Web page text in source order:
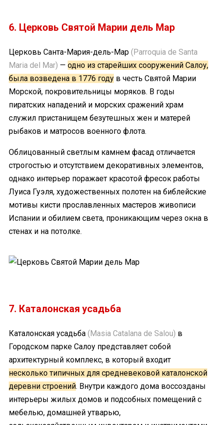
6. Церковь Святой Марии дель Мар
Церковь Санта-Мария-дель-Мар (Parroquia de Santa
Maria del Mar) — одно из старейших сооружений Салоу,
была возведена в 1776 году в честь Святой Марии
Морской, покровительницы моряков. В годы
пиратских нападений и морских сражений храм
служил пристанищем безутешных жен и матерей
рыбаков и матросов военного флота.
Облицованный светлым камнем фасад отличается
строгостью и отсутствием декоративных элементов,
однако интерьер поражает красотой фресок работы
Луиса Гуэля, художественных полотен на библейские
мотивы кисти прославленных мастеров живописи
Испании и обилием света, проникающим через окна в
стенах и на потолке.
7. Каталонская усадьба
Каталонская усадьба (Masia Catalana de Salou) в
Городском парке Салоу представляет собой
архитектурный комплекс, в который входит
несколько типичных для средневековой каталонской
деревни строений. Внутри каждого дома воссозданы
интерьеры жилых домов и подсобных помещений с
мебелью, домашней утварью,